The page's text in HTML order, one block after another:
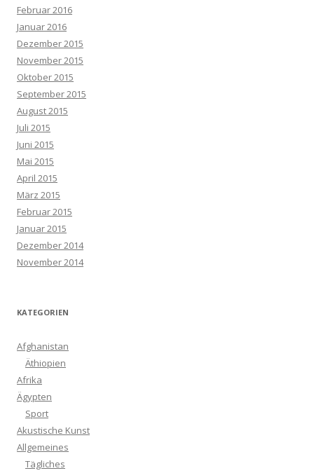
Februar 2016
Januar 2016
Dezember 2015
November 2015
Oktober 2015
September 2015
August 2015
Juli 2015
Juni 2015
Mai 2015
April 2015
März 2015
Februar 2015
Januar 2015
Dezember 2014
November 2014
KATEGORIEN
Afghanistan
Äthiopien
Afrika
Ägypten
Sport
Akustische Kunst
Allgemeines
Tägliches